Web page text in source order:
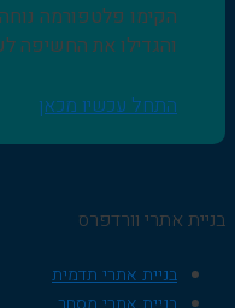
הקימו פלטפורמה
והגדילו את החשיפה
התחל עכשיו מכאן
בניית אתרי וורדפרס
בניית אתרי תדמית